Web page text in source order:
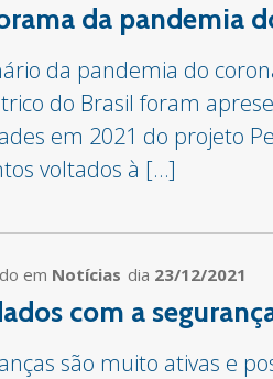
da pandemia
da pandemia do
do Brasil foram
em 2021 do projeto
voltados à […]
em Notícias dia 23/12/2021
com a
são muito ativas e